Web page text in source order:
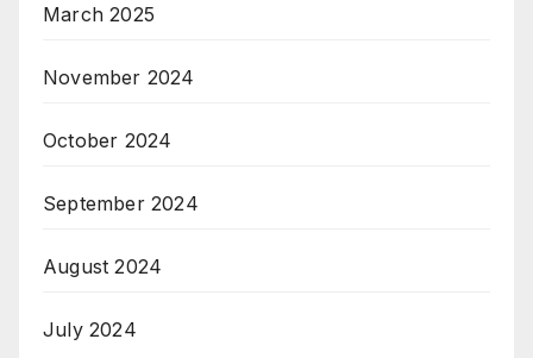
March 2025
November 2024
October 2024
September 2024
August 2024
July 2024